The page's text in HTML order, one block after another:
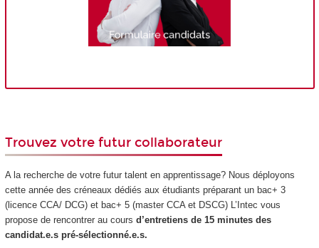
Trouvez votre futur collaborateur
A la recherche de votre futur talent en apprentissage? Nous déployons
cette année des créneaux dédiés aux étudiants préparant un bac+ 3
(licence CCA/ DCG) et bac+ 5 (master CCA et DSCG) L’Intec vous
propose de rencontrer au cours d’entretiens de 15 minutes des
candidat.e.s pré-sélectionné.e.s.